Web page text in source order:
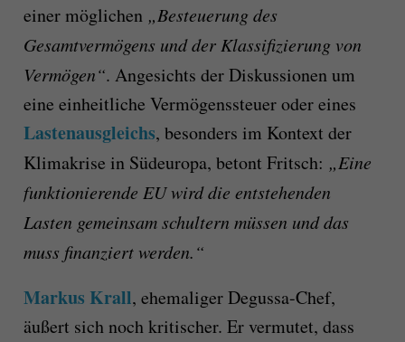
einer möglichen „Besteuerung des
Gesamtvermögens und der Klassifizierung von
Vermögen“. Angesichts der Diskussionen um
eine einheitliche Vermögenssteuer oder eines
Lastenausgleichs, besonders im Kontext der
Klimakrise in Südeuropa, betont Fritsch: „Eine
funktionierende EU wird die entstehenden
Lasten gemeinsam schultern müssen und das
muss finanziert werden.“
Markus Krall, ehemaliger Degussa-Chef,
äußert sich noch kritischer. Er vermutet, dass